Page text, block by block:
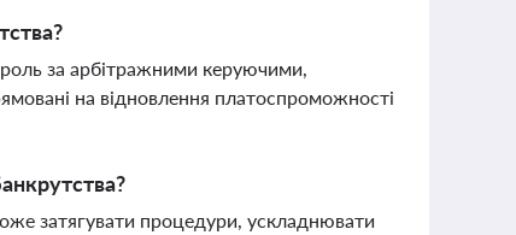
за арбітражними керуючими,
на відновлення платоспроможності
затягувати процедури, ускладнювати